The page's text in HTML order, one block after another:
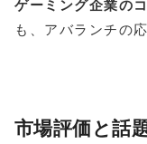
ゲーミング企業の
も、アバランチの
市場評価と話